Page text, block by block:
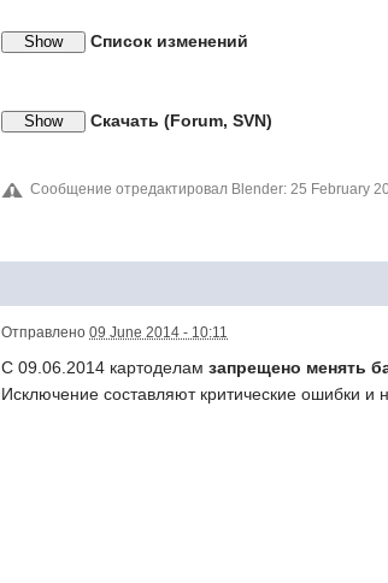
Список изменений
Скачать (Forum, SVN)
Сообщение отредактировал Blender: 25 February
Отправлено 09 June 2014 - 10:11
С 09.06.2014 картоделам запрещено менять
Исключение составляют критические ошибки